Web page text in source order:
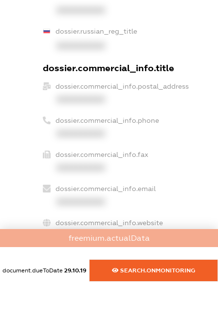
dossier.russian_reg_title
dossier.commercial_info.title
dossier.commercial_info.postal_address
dossier.commercial_info.phone
dossier.commercial_info.fax
dossier.commercial_info.email
dossier.commercial_info.website
XXXXXXXXXX
XXXXXXXXXX
freemium.actualData
document.dueToDate 29.10.19 SEARCH.ONMONITORING